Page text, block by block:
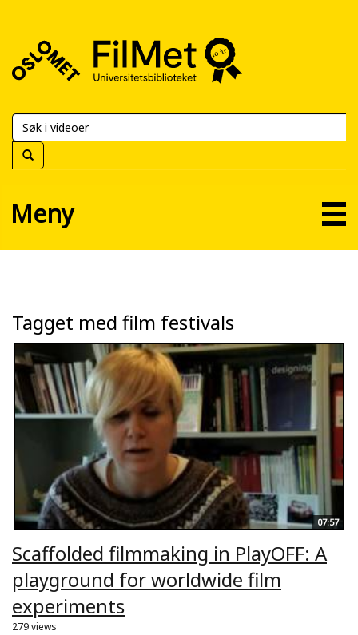
FilMet
Universitetsbiblioteket
Meny
Tagget med film festivals
07:57
Scaffolded filmmaking in PlayOFF: A
playground for worldwide film
experiments
279 views